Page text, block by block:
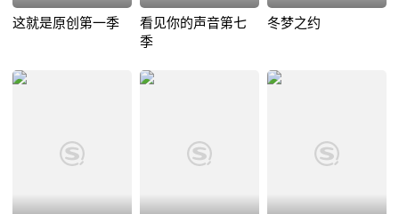
这就是原创第一季
看见你的声音第七
季
冬梦之约